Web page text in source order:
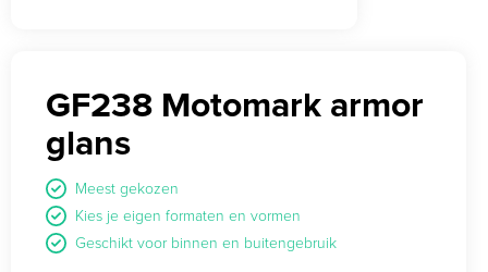
GF238 Motomark armor
glans
Meest gekozen
Kies je eigen formaten en vormen
Geschikt voor binnen en buitengebruik